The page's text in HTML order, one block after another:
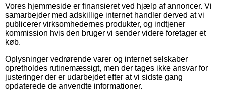
Vores hjemmeside er finansieret ved hjælp af annoncer. Vi
samarbejder med adskillige internet handler derved at vi
publicerer virksomhedernes produkter, og indtjener
kommission hvis den bruger vi sender videre foretager et
køb.
Oplysninger vedrørende varer og internet selskaber
opretholdes rutinemæssigt, men der tages ikke ansvar for
justeringer der er udarbejdet efter at vi sidste gang
opdaterede de anvendte informationer.